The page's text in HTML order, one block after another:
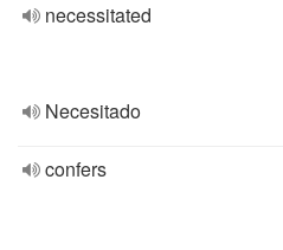
necessitated
Necesitado
confers